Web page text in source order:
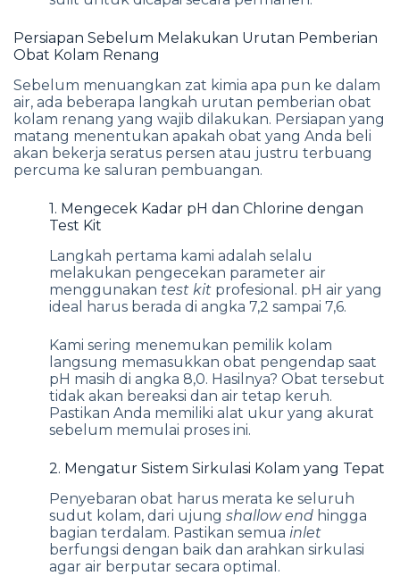
Persiapan Sebelum Melakukan Urutan Pemberian
Obat Kolam Renang
Sebelum menuangkan zat kimia apa pun ke dalam
air, ada beberapa langkah urutan pemberian obat
kolam renang yang wajib dilakukan. Persiapan yang
matang menentukan apakah obat yang Anda beli
akan bekerja seratus persen atau justru terbuang
percuma ke saluran pembuangan.
1. Mengecek Kadar pH dan Chlorine dengan
Test Kit
Langkah pertama kami adalah selalu
melakukan pengecekan parameter air
menggunakan test kit profesional. pH air yang
ideal harus berada di angka 7,2 sampai 7,6.
Kami sering menemukan pemilik kolam
langsung memasukkan obat pengendap saat
pH masih di angka 8,0. Hasilnya? Obat tersebut
tidak akan bereaksi dan air tetap keruh.
Pastikan Anda memiliki alat ukur yang akurat
sebelum memulai proses ini.
2. Mengatur Sistem Sirkulasi Kolam yang Tepat
Penyebaran obat harus merata ke seluruh
sudut kolam, dari ujung shallow end hingga
bagian terdalam. Pastikan semua inlet
berfungsi dengan baik dan arahkan sirkulasi
agar air berputar secara optimal.